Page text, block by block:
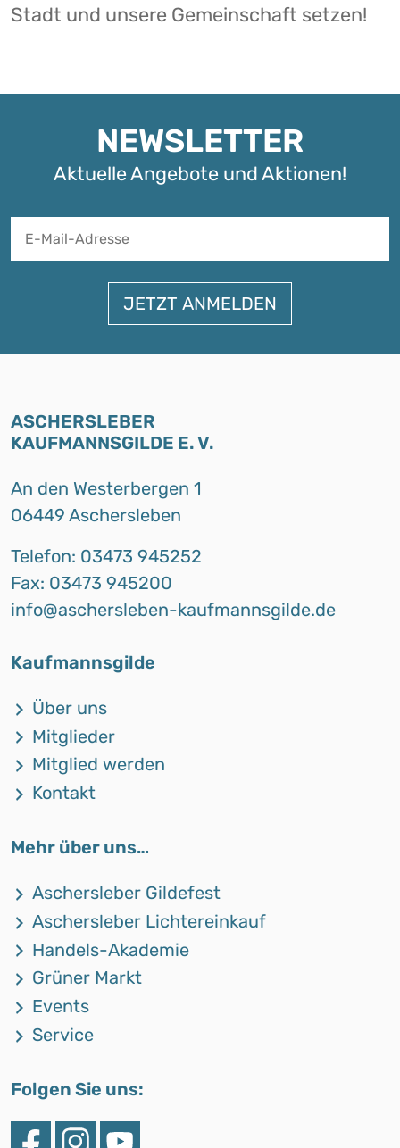
Stadt und unsere Gemeinschaft setzen!
NEWSLETTER
Aktuelle Angebote und Aktionen!
ASCHERSLEBER
KAUFMANNSGILDE E. V.
An den Westerbergen 1
06449 Aschersleben
Telefon: 03473 945252
Fax: 03473 945200
info@aschersleben-kaufmannsgilde.de
Kaufmannsgilde
Über uns
Mitglieder
Mitglied werden
Kontakt
Mehr über uns…
Aschersleber Gildefest
Aschersleber Lichtereinkauf
Handels-Akademie
Grüner Markt
Events
Service
Folgen Sie uns: